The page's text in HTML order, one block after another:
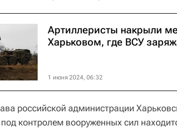
Артиллеристы накрыли
Харьковом, где ВСУ
1 июня 2024, 06:32
российской администрации
под контролем вооруженных сил